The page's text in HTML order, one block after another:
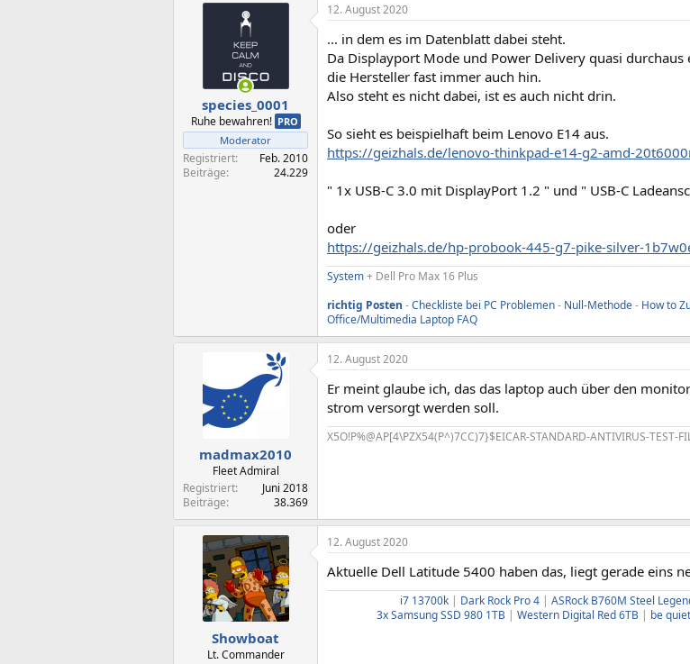
species_0001
Ruhe bewahren! PRO
Moderator
Registriert
Feb. 2010
Beiträge
24.229
12. August 2020
... in dem es im Datenblatt dabei steht.
Da Displayport Mode und Power Delivery quasi
die Hersteller fast immer auch hin.
Also steht es nicht dabei, ist es auch nicht drin.
So sieht es beispielhaft beim Lenovo E14 aus.
https://geizhals.de/lenovo-thinkpad-e14-g2-amd-
" 1x USB-C 3.0 mit DisplayPort 1.2 " und " USB-C
oder
https://geizhals.de/hp-probook-445-g7-pike-silver-
System+ Dell Pro Max 16 Plus
richtig Posten -Checkliste bei PC Problemen- Null-Methode- How to
Office/Multimedia Laptop FAQ
madmax2010
Fleet Admiral
Registriert
Juni 2018
Beiträge
38.369
12. August 2020
Er meint glaube ich, das das laptop auch über den
strom versorgt werden soll.
X5O!P%@AP[4\PZX54(P^)7CC)7}$EICAR-STANDARD-ANTIVIRUS-TEST-
Showboat
Lt. Commander
12. August 2020
Aktuelle Dell Latitude 5400 haben das, liegt gerade eins
i7 13700k| Dark Rock Pro 4| ASRock B760M Steel
3x Samsung SSD 980 1TB | Western Digital Red 6TB | be